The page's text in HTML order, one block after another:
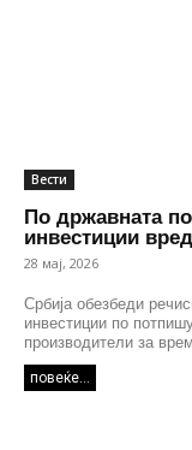
Вести
По државната
инвестиции
28 мај, 2026
Србија обезбеди
инвестиции по
производители за
повеќе...